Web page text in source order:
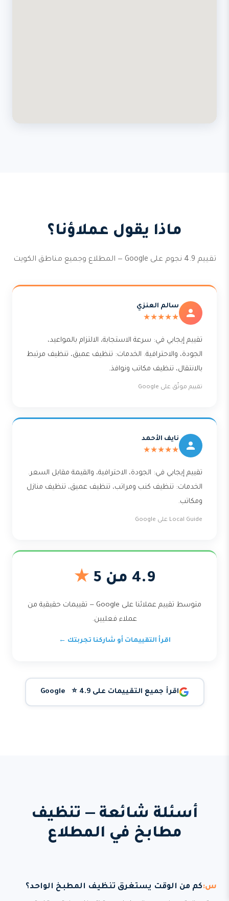
ماذا يقول عملاؤنا؟
تقييم 4.9 نجوم على Google — المطلاع وجميع مناطق الكويت
سالم العنزي
★★★★★
تقييم إيجابي في: سرعة الاستجابة، الالتزام بالمواعيد،
الجودة، والاحترافية. الخدمات: تنظيف عميق، تنظيف مرتبط
بالانتقال، تنظيف مكاتب ونوافذ.
تقييم موثّق على Google
نايف الأحمد
★★★★★
تقييم إيجابي في: الجودة، الاحترافية، والقيمة مقابل السعر.
الخدمات: تنظيف كنب ومراتب، تنظيف عميق، تنظيف منازل
ومكاتب.
Local Guide على Google
4.9 من 5 ★
متوسط تقييم عملائنا على Google — تقييمات حقيقية من
عملاء فعليين.
اقرأ التقييمات أو شاركنا تجربتك ←
اقرأ جميع التقييمات على Google ⭐ 4.9
أسئلة شائعة — تنظيف
مطابخ في المطلاع
كم من الوقت يستغرق تنظيف المطبخ الواحد؟